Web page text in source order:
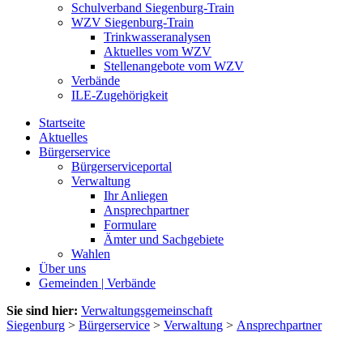
Schulverband Siegenburg-Train
WZV Siegenburg-Train
Trinkwasseranalysen
Aktuelles vom WZV
Stellenangebote vom WZV
Verbände
ILE-Zugehörigkeit
Startseite
Aktuelles
Bürgerservice
Bürgerserviceportal
Verwaltung
Ihr Anliegen
Ansprechpartner
Formulare
Ämter und Sachgebiete
Wahlen
Über uns
Gemeinden | Verbände
Sie sind hier: Verwaltungsgemeinschaft
Siegenburg > Bürgerservice > Verwaltung > Ansprechpartner